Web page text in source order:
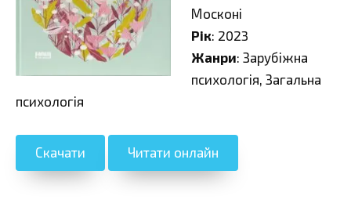
Москоні
Рік: 2023
Жанри: Зарубіжна
психологія, Загальна
психологія
Скачати Читати онлайн